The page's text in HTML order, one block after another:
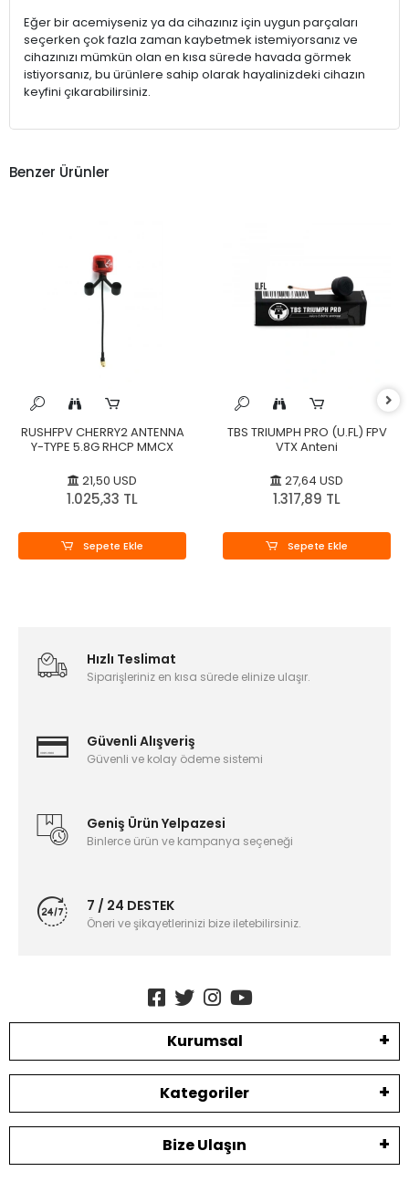
Eğer bir acemiyseniz ya da cihazınız için uygun parçaları
seçerken çok fazla zaman kaybetmek istemiyorsanız ve
cihazınızı mümkün olan en kısa sürede havada görmek
istiyorsanız, bu ürünlere sahip olarak hayalinizdeki cihazın
keyfini çıkarabilirsiniz.
Benzer Ürünler
RUSHFPV CHERRY2 ANTENNA
Y-TYPE 5.8G RHCP MMCX
21,50 USD
1.025,33 TL
Sepete Ekle
TBS TRIUMPH PRO (U.FL) FPV
VTX Anteni
27,64 USD
1.317,89 TL
Sepete Ekle
Hızlı Teslimat
Siparişleriniz en kısa sürede elinize ulaşır.
Güvenli Alışveriş
Güvenli ve kolay ödeme sistemi
Geniş Ürün Yelpazesi
Binlerce ürün ve kampanya seçeneği
7 / 24 DESTEK
Öneri ve şikayetlerinizi bize iletebilirsiniz.
Kurumsal
Kategoriler
Bize Ulaşın